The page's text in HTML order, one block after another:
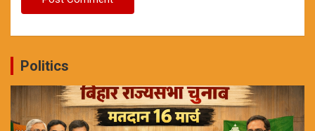
Politics